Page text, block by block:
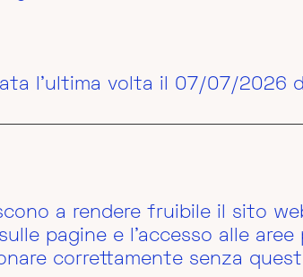
l'ultima volta il 07/07/2026
a rendere fruibile il sito
pagine e l'accesso alle
correttamente senza